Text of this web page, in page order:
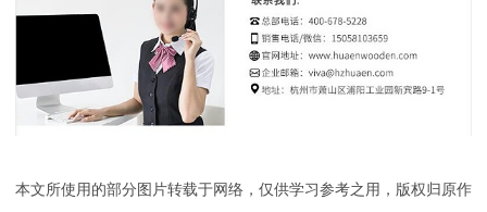
本文所使用的部分图片转载于网络，仅供学习参考之用，版权归原作